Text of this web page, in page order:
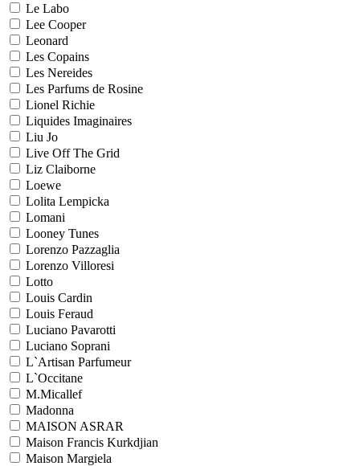
Le Labo
Lee Cooper
Leonard
Les Copains
Les Nereides
Les Parfums de Rosine
Lionel Richie
Liquides Imaginaires
Liu Jo
Live Off The Grid
Liz Claiborne
Loewe
Lolita Lempicka
Lomani
Looney Tunes
Lorenzo Pazzaglia
Lorenzo Villoresi
Lotto
Louis Cardin
Louis Feraud
Luciano Pavarotti
Luciano Soprani
L`Artisan Parfumeur
L`Occitane
M.Micallef
Madonna
MAISON ASRAR
Maison Francis Kurkdjian
Maison Margiela